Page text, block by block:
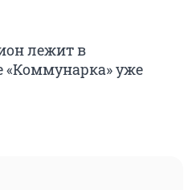
лежит в
«Коммунарка» уже